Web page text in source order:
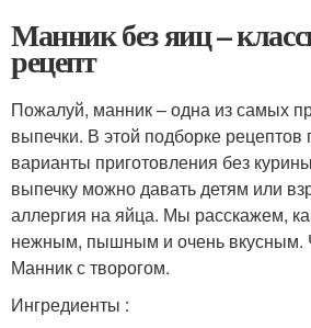
Манник без яиц –
рецепт
Пожалуй, манник – одна из самых
выпечки. В этой подборке рецептов
варианты приготовления без
выпечку можно давать детям или
аллергия на яйца. Мы расскажем,
нежным, пышным и очень вкусным.
Манник с творогом.
Ингредиенты :